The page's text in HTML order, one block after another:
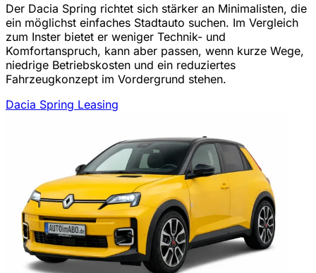
Der Dacia Spring richtet sich stärker an Minimalisten, die
ein möglichst einfaches Stadtauto suchen. Im Vergleich
zum Inster bietet er weniger Technik- und
Komfortanspruch, kann aber passen, wenn kurze Wege,
niedrige Betriebskosten und ein reduziertes
Fahrzeugkonzept im Vordergrund stehen.
Dacia Spring Leasing